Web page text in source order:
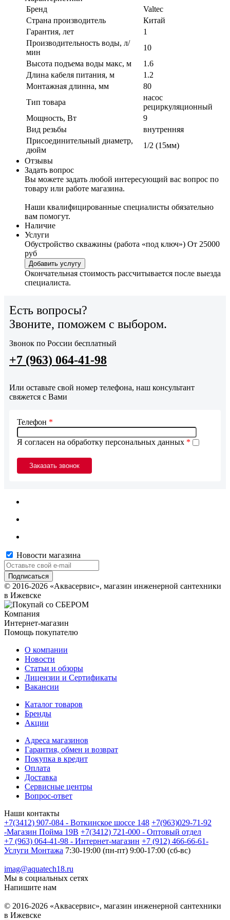
Бренд
Valtec
Страна производитель
Китай
Гарантия, лет
1
Производительность воды, л/
мин
10
Высота подъема воды макс, м
1.6
Длина кабеля питания, м
1.2
Монтажная длинна, мм
80
Тип товара
насос
рециркуляционный
Мощность, Вт
9
Вид резьбы
внутренняя
Присоединительный диаметр,
дюйм
1/2 (15мм)
Отзывы
Задать вопрос
Вы можете задать любой интересующий вас вопрос по
товару или работе магазина.
Наши квалифицированные специалисты обязательно
вам помогут.
Наличие
Услуги
Обустройство скважины (работа «под ключ») От 25000
руб
Добавить услугу
Окончательная стоимость рассчитывается после выезда
специалиста.
Есть вопросы?
Звоните, поможем с выбором.
Звонок по России бесплатный
+7 (963) 064-41-98
Или оставьте свой номер телефона, наш консультант
свяжется с Вами
Я согласен на обработку персональных данных *
Телефон *
Новости магазина
© 2016-2026 «Аквасервис», магазин инженерной сантехники
в Ижевске
Компания
Интернет-магазин
Помощь покупателю
О компании
Новости
Статьи и обзоры
Лицензии и Сертификаты
Вакансии
Каталог товаров
Бренды
Акции
Адреса магазинов
Гарантия, обмен и возврат
Покупка в кредит
Оплата
Доставка
Сервисные центры
Вопрос-ответ
Наши контакты
+7(3412) 907-084 - Воткинское шоссе 148 +7(963)029-71-92
-Магазин Пойма 19В +7(3412) 721-000 - Оптовый отдел
+7 (963) 064-41-98 - Интернет-магазин +7 (912) 466-66-61-
Услуги Монтажа 7:30-19:00 (пн-пт) 9:00-17:00 (сб-вс)
imag@aquatech18.ru
Мы в социальных сетях
Напишите нам
© 2016-2026 «Аквасервис», магазин инженерной сантехники
в Ижевске